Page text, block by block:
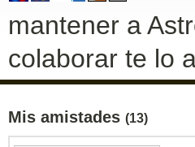
mantener a
colaborar te lo
Mis amistades (13)